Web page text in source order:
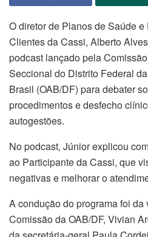
O diretor de Planos de Saúde
Clientes da Cassi, Alberto
podcast lançado pela
Seccional do Distrito Federal
Brasil (OAB/DF) para debater
procedimentos e desfecho
autogestões.
No podcast, Júnior explicou
ao Participante da Cassi, que
negativas e melhorar o
A condução do programa foi
Comissão da OAB/DF, Vivian